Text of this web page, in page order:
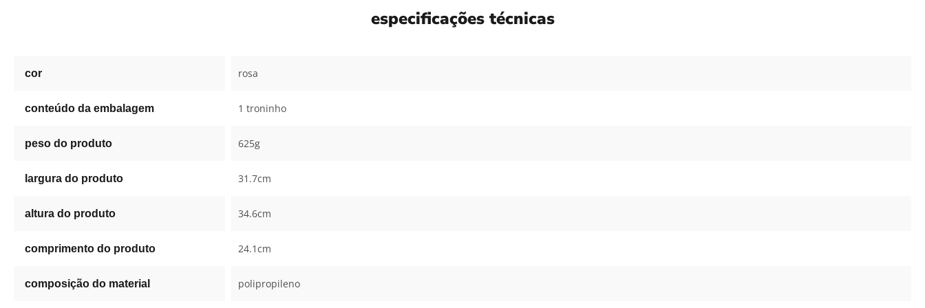
especificações técnicas
cor rosa
conteúdo da embalagem 1 troninho
peso do produto 625g
largura do produto 31.7cm
altura do produto 34.6cm
comprimento do produto 24.1cm
composição do material polipropileno